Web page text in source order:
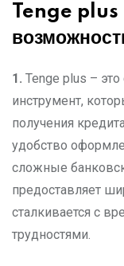
Tenge plus
1. Tenge plus –
инструмент,
получения
удобство
сложные
предоставляет
сталкивается с
трудностями.